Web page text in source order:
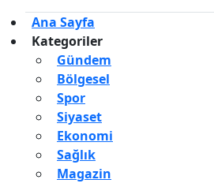
Ana Sayfa
Kategoriler
Gündem
Bölgesel
Spor
Siyaset
Ekonomi
Sağlık
Magazin